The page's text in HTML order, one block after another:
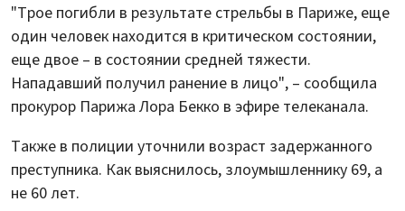
"Трое погибли в результате стрельбы в Париже, еще
один человек находится в критическом состоянии,
еще двое – в состоянии средней тяжести.
Нападавший получил ранение в лицо", – сообщила
прокурор Парижа Лора Бекко в эфире телеканала.
Также в полиции уточнили возраст задержанного
преступника. Как выяснилось, злоумышленнику 69, а
не 60 лет.